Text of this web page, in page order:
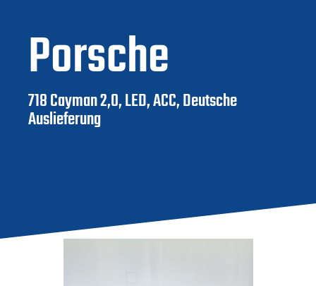
Porsche
718 Cayman 2,0, LED, ACC, Deutsche
Auslieferung